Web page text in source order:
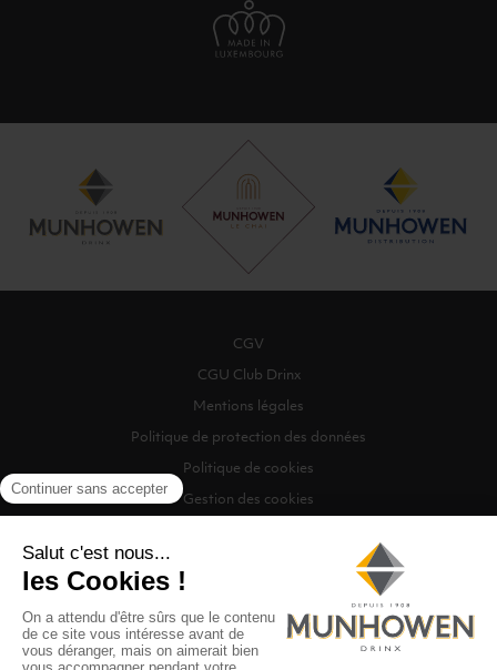
CGV
CGU Club Drinx
Mentions légales
Politique de protection des données
Politique de cookies
Gestion des cookies
©2026 Munhowen Drinx / Tous droits réservés
Digitalised by